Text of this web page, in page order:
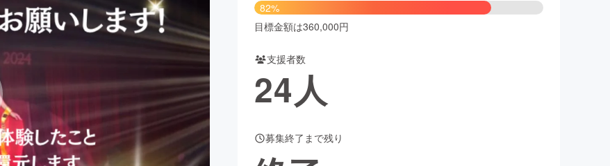
書籍・雑誌出版
チャレンジ ビューティー・ヘルスケア
CAMPFIRE for Social Good CAMPFIRE Creation
82%
目標金額は360,000円
支援者数
24人
募集終了まで残り